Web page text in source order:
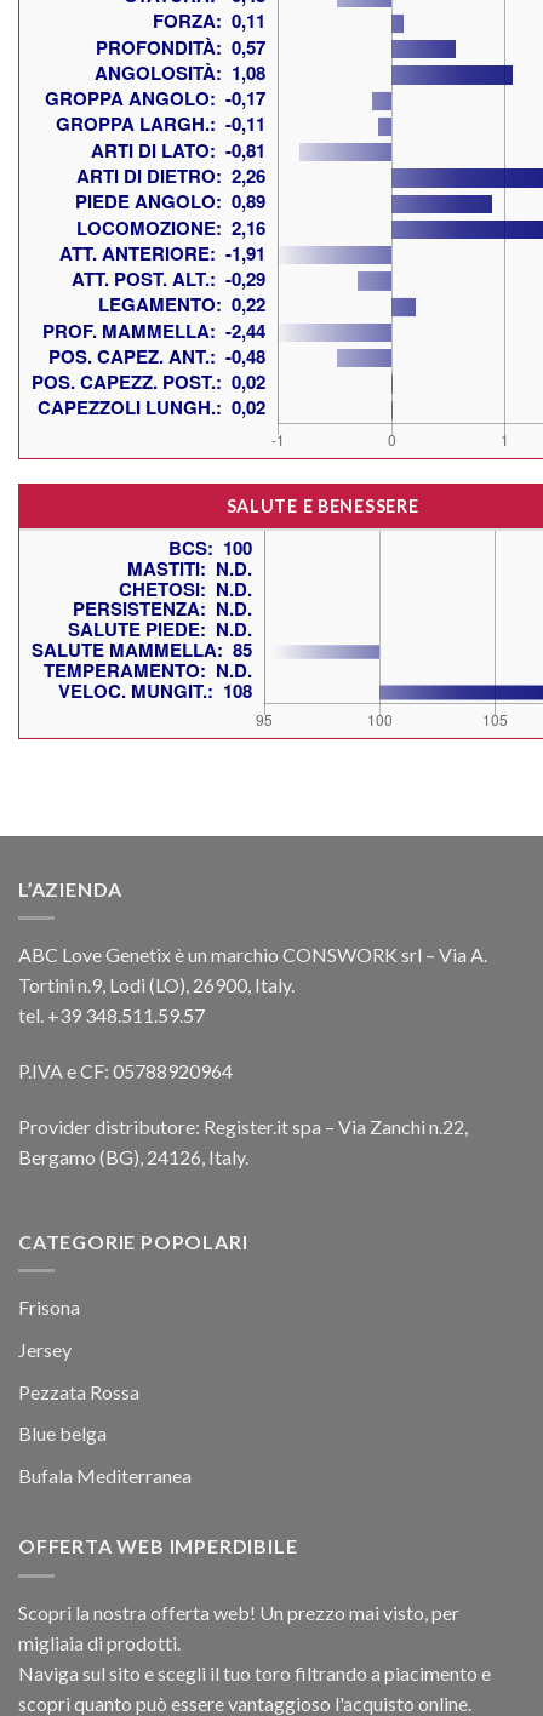
SALUTE E BENESSERE
L’AZIENDA
ABC Love Genetix è un marchio CONSWORK srl – Via A.
Tortini n.9, Lodi (LO), 26900, Italy.
tel. +39 348.511.59.57
P.IVA e CF: 05788920964
Provider distributore: Register.it spa – Via Zanchi n.22,
Bergamo (BG), 24126, Italy.
CATEGORIE POPOLARI
Frisona
Jersey
Pezzata Rossa
Blue belga
Bufala Mediterranea
OFFERTA WEB IMPERDIBILE
Scopri la nostra offerta web! Un prezzo mai visto, per
migliaia di prodotti.
Naviga sul sito e scegli il tuo toro filtrando a piacimento e
scopri quanto può essere vantaggioso l'acquisto online.